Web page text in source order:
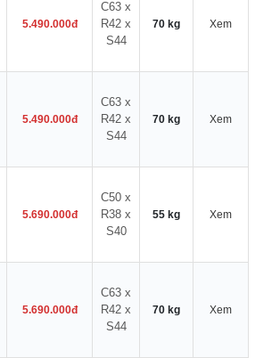
5.490.000đ
C63 x
R42 x
S44
70 kg Xem
5.490.000đ
C63 x
R42 x
S44
70 kg Xem
5.690.000đ
C50 x
R38 x
S40
55 kg Xem
5.690.000đ
C63 x
R42 x
S44
70 kg Xem